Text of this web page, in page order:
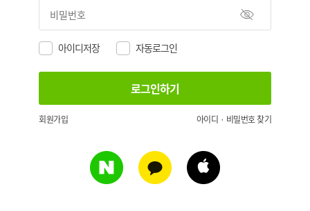
아이디저장 자동로그인
회원가입 아이디 · 비밀번호 찾기